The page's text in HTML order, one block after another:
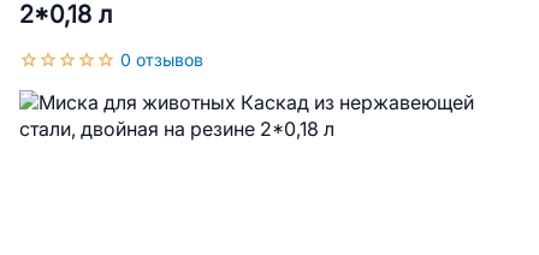
2*0,18 л
0 отзывов